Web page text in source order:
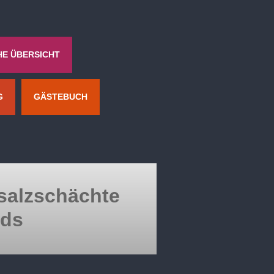
ÜBERSICHT
GÄSTEBUCH